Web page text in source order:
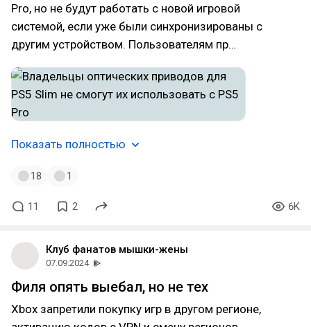
Pro, но не будут работать с новой игровой
системой, если уже были синхронизированы с
другим устройством. Пользователям пр…
Показать полностью
18 1
11 2 6K
Клуб фанатов мышки-жены
07.09.2024
Филя опять выебал, но не тех
Xbox запретили покупку игр в другом регионе,